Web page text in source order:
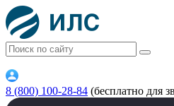
8 (800) 100-28-84 (бесплатно для